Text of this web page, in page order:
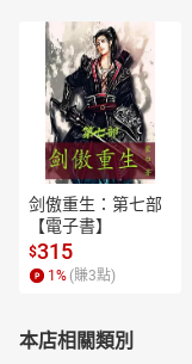
剑傲重生：第七部
【電子書】
$315
1 % (賺3點)
本店相關類別